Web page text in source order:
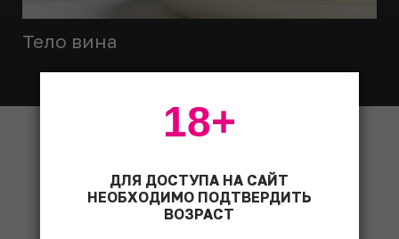
Тело вина
ДЛЯ ДОСТУПА НА САЙТ
НЕОБХОДИМО ПОДТВЕРДИТЬ
ВОЗРАСТ
18+